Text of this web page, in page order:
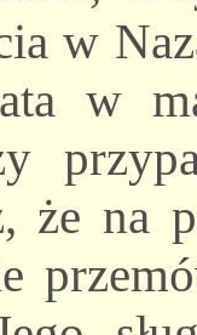
w
w
że na